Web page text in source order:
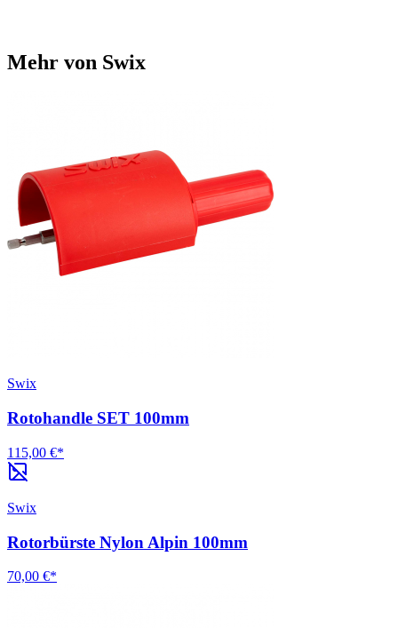
Mehr von Swix
Swix
Rotohandle SET 100mm
115,00 €*
Swix
Rotorbürste Nylon Alpin 100mm
70,00 €*